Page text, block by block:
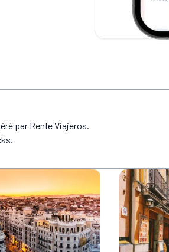
par Renfe Viajeros.